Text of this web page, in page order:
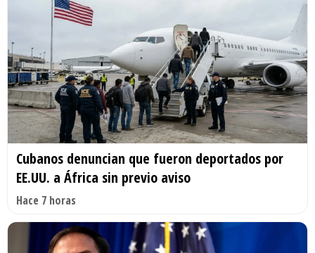
Cubanos denuncian que fueron deportados por
EE.UU. a África sin previo aviso
Hace 7 horas